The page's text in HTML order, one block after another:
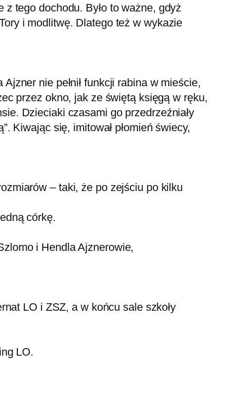
tego dochodu. Było to ważne, gdyż
i modlitwę. Dlatego też w wykazie
nie pełnił funkcji rabina w mieście,
przez okno, jak ze świętą księgą w ręku,
Dzieciaki czasami go przedrzeźniały
Kiwając się, imitował płomień świecy,
– taki, że po zejściu po kilku
córkę.
i Hendla Ajznerowie,
LO i ZSZ, a w końcu sale szkoły
LO.